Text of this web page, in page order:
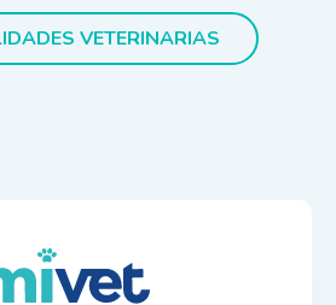
VETERINARIAS